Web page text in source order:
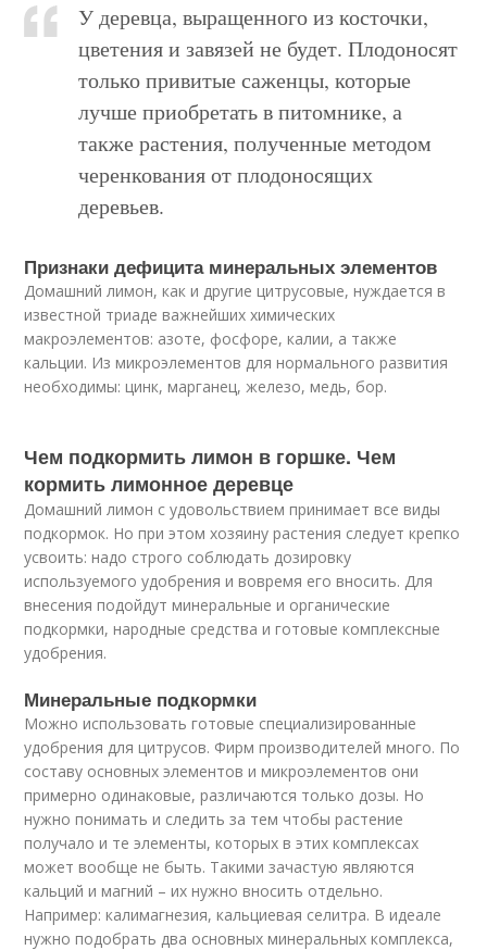
У деревца, выращенного из косточки,
цветения и завязей не будет. Плодоносят
только привитые саженцы, которые
лучше приобретать в питомнике, а
также растения, полученные методом
черенкования от плодоносящих
деревьев.
Признаки дефицита минеральных элементов
Домашний лимон, как и другие цитрусовые, нуждается в
известной триаде важнейших химических
макроэлементов: азоте, фосфоре, калии, а также
кальции. Из микроэлементов для нормального развития
необходимы: цинк, марганец, железо, медь, бор.
Чем подкормить лимон в горшке. Чем
кормить лимонное деревце
Домашний лимон с удовольствием принимает все виды
подкормок. Но при этом хозяину растения следует крепко
усвоить: надо строго соблюдать дозировку
используемого удобрения и вовремя его вносить. Для
внесения подойдут минеральные и органические
подкормки, народные средства и готовые комплексные
удобрения.
Минеральные подкормки
Можно использовать готовые специализированные
удобрения для цитрусов. Фирм производителей много. По
составу основных элементов и микроэлементов они
примерно одинаковые, различаются только дозы. Но
нужно понимать и следить за тем чтобы растение
получало и те элементы, которых в этих комплексах
может вообще не быть. Такими зачастую являются
кальций и магний – их нужно вносить отдельно.
Например: калимагнезия, кальциевая селитра. В идеале
нужно подобрать два основных минеральных комплекса,